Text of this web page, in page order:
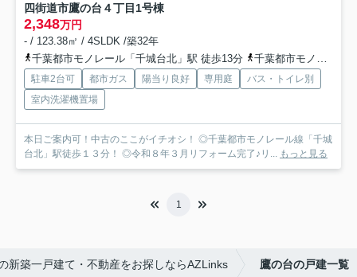
四街道市鷹の台４丁目 1号棟
2,348万円
- / 123.38㎡ / 4SLDK /築32年
千葉都市モノレール「千城台北」駅 徒歩13分
千葉都市モノレール「千城台」駅 徒歩16分
駐車2台可 都市ガス 陽当り良好 専用庭
バス・トイレ別
室内洗濯機置場
本日ご案内可！中古のここがイチオシ！ ◎千葉都市モノレール線「千城
台北」駅徒歩１３分！ ◎令和８年３月リフォーム完了♪リ... もっと見る
1
新築一戸建て・不動産をお探しならAZLinks 鷹の台の戸建一覧